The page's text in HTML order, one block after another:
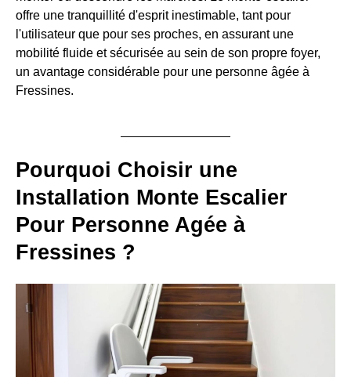
offre une tranquillité d'esprit inestimable, tant pour
l'utilisateur que pour ses proches, en assurant une
mobilité fluide et sécurisée au sein de son propre foyer,
un avantage considérable pour une personne âgée à
Fressines.
Pourquoi Choisir une
Installation Monte Escalier
Pour Personne Agée à
Fressines ?